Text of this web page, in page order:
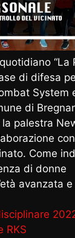
“La
di difesa
System
di
palestra
Come
di donne
avanzata